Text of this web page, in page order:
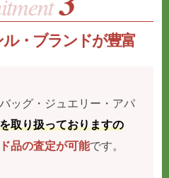
ル・ブランドが豊富
ッグ・ジュエリー・アパ
取り扱っておりますの
品の査定が可能です。